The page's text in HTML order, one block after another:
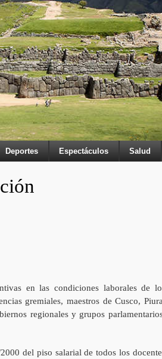
Deportes Espectáculos Salud
en las condiciones laborales de
gremiales, maestros de Cusco,
regionales y grupos
del piso salarial de todos los